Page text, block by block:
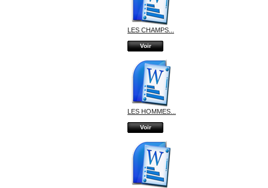
LES CHAMPS...
Voir
LES HOMMES...
Voir